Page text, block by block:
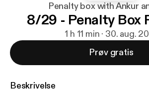
Penalty box with Ankur
8/29 - Penalty Box
1 h 11 min · 30. aug.
Prøv gratis
Beskrivelse